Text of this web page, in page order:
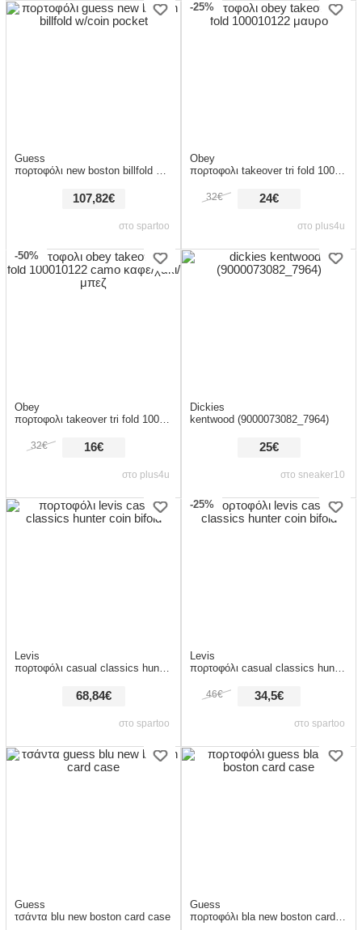
στο spartoo
Guess
πορτοφόλι new boston billfold w/coin pocket
107,82€
-25%
στο plus4u
Obey
πορτοφολι takeover tri fold 100010122 μαυρο
24€
32€
-50%
στο plus4u
Obey
πορτοφολι takeover tri fold 100010122 camo καφε/χακι/μπεζ
16€
32€
στο sneaker10
Dickies
kentwood (9000073082_7964)
25€
στο spartoo
Levis
πορτοφόλι casual classics hunter coin bifold
68,84€
-25%
στο spartoo
Levis
πορτοφόλι casual classics hunter coin bifold
34,5€
46€
Guess
τσάντα blu new boston card case
Guess
πορτοφόλι bla new boston card case